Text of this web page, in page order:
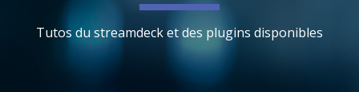
Tutos du streamdeck et des plugins disponibles